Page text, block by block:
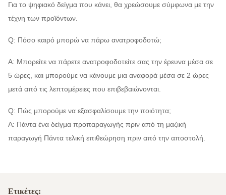
Για το ψηφιακό δείγμα που κάνει, θα χρεώσουμε σύμφωνα με την
τέχνη των προϊόντων.
Q: Πόσο καιρό μπορώ να πάρω ανατροφοδοτώ;
Α: Μπορείτε να πάρετε ανατροφοδοτείτε σας την έρευνα μέσα σε
5 ώρες, και μπορούμε να κάνουμε μια αναφορά μέσα σε 2 ώρες
μετά από τις λεπτομέρειες που επιβεβαιώνονται.
Q: Πώς μπορούμε να εξασφαλίσουμε την ποιότητα;
Α: Πάντα ένα δείγμα προπαραγωγής πριν από τη μαζική
παραγωγή Πάντα τελική επιθεώρηση πριν από την αποστολή.
Ετικέτες: